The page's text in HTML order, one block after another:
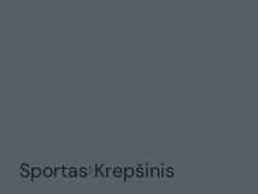
Sportas Krepšinis